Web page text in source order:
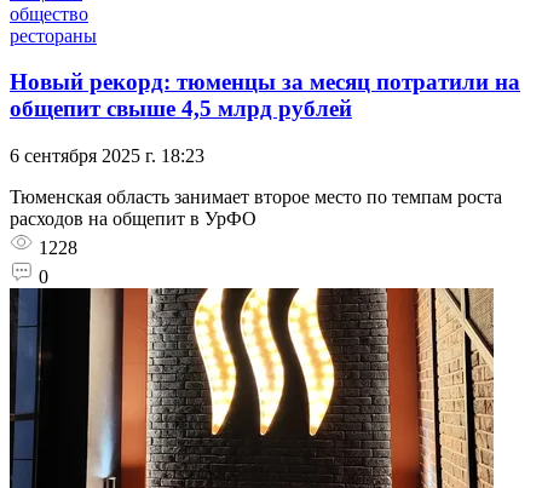
общество
рестораны
Новый рекорд: тюменцы за месяц потратили на
общепит свыше 4,5 млрд рублей
6 сентября 2025 г. 18:23
Тюменская область занимает второе место по темпам роста
расходов на общепит в УрФО
1228
0